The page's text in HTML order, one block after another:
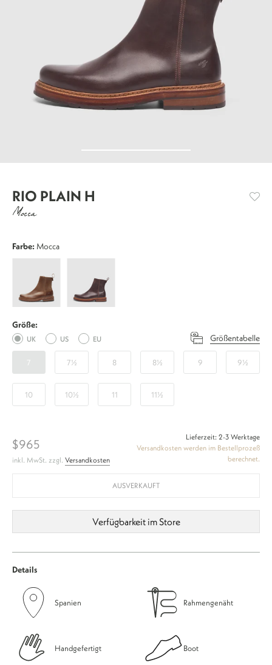
RIO PLAIN H
Mocca
Farbe: Mocca
H
Caramel
H
Größe:
UK US EU Größentabelle
7 7½ 8 8½ 9 9½
10 10½ 11 11½
AUSVERKAUFT
$965
inkl. MwSt. zzgl. Versandkosten
Lieferzeit: 2-3 Werktage
Versandkosten werden im Bestellprozeß
berechnet.
Verfügbarkeit im Store
Details
Spanien Rahmengenäht
Handgefertigt Boot